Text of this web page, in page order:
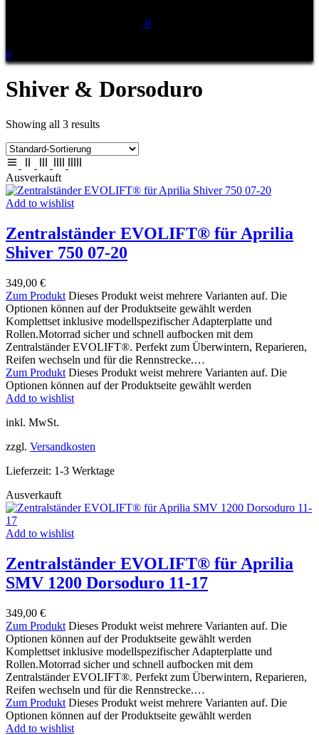
0
0
Shiver & Dorsoduro
Showing all 3 results
Ausverkauft
Add to wishlist
Zentralständer EVOLIFT® für Aprilia
Shiver 750 07-20
349,00 €
Zum Produkt Dieses Produkt weist mehrere Varianten auf. Die
Optionen können auf der Produktseite gewählt werden
Komplettset inklusive modellspezifischer Adapterplatte und
Rollen.Motorrad sicher und schnell aufbocken mit dem
Zentralständer EVOLIFT®. Perfekt zum Überwintern, Reparieren,
Reifen wechseln und für die Rennstrecke.…
Zum Produkt Dieses Produkt weist mehrere Varianten auf. Die
Optionen können auf der Produktseite gewählt werden
Add to wishlist
inkl. MwSt.
zzgl. Versandkosten
Lieferzeit: 1-3 Werktage
Ausverkauft
Add to wishlist
Zentralständer EVOLIFT® für Aprilia
SMV 1200 Dorsoduro 11-17
349,00 €
Zum Produkt Dieses Produkt weist mehrere Varianten auf. Die
Optionen können auf der Produktseite gewählt werden
Komplettset inklusive modellspezifischer Adapterplatte und
Rollen.Motorrad sicher und schnell aufbocken mit dem
Zentralständer EVOLIFT®. Perfekt zum Überwintern, Reparieren,
Reifen wechseln und für die Rennstrecke.…
Zum Produkt Dieses Produkt weist mehrere Varianten auf. Die
Optionen können auf der Produktseite gewählt werden
Add to wishlist